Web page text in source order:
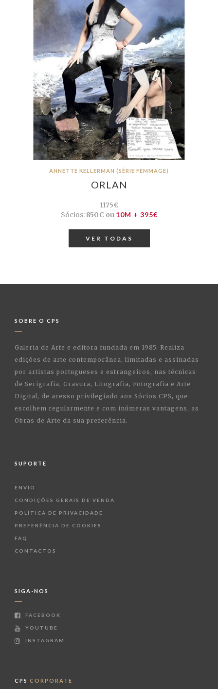
ANNETTE KELLERMAN (SÉRIE FEMMAGE)
ORLAN
1175€
Sócios:850€ ou 10M + 395€
VER TODAS
SOBRE O CPS
Galeria de Arte e editora fundada em 1985. Realiza
edições de arte contemporânea, limitadas e assinadas
por artistas portugueses e estrangeiros, nas técnicas
de Serigrafia, Gravura, Litografia, Fotografia e Arte
Digital, de acesso privilegiado aos Sócios CPS, que
escolhem regularmente e com inúmeras vantagens, as
Obras de Arte da sua preferência.
SUPORTE
ENVIO
CONDIÇÕES GERAIS DE VENDA
POLÍTICA DE PRIVACIDADE
PREFERÊNCIA DE COOKIES
FAQ
CONTACTOS
SIGA-NOS
FACEBOOK
YOUTUBE
INSTAGRAM
CPS CORPORATE